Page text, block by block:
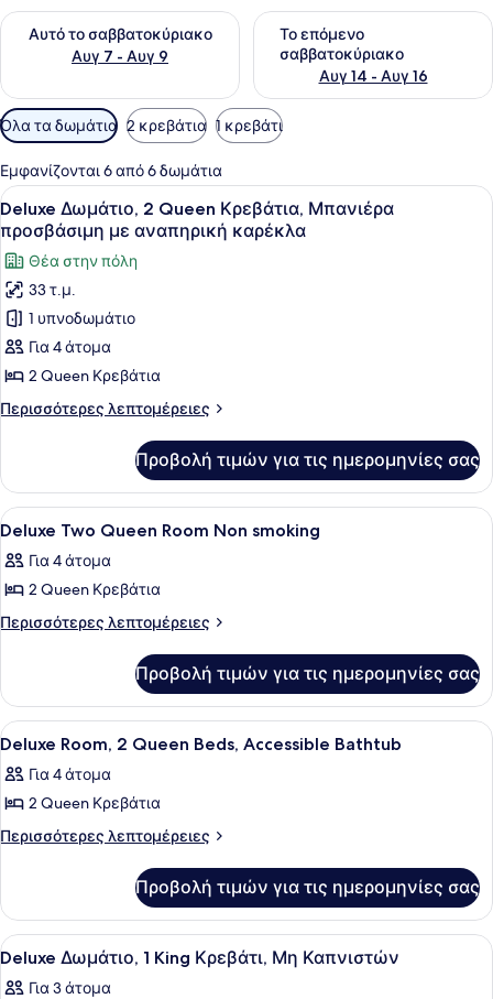
Αυτό το σαββατοκύριακο
Αυγ 7 - Αυγ 9
Έλεγχος διαθεσιμότητας για αυτό το σαββατοκύριακο
Το επόμενο
σαββατοκύριακο
Αυγ 14 - Αυγ 16
Έλεγχος διαθεσιμότητας
Διαθέσιμα
φίλτρα
για
τα
δωμάτια
Όλα τα δωμάτια 2 κρεβάτια 1 κρεβάτι
Εμφανίζονται 6 από 6 δωμάτια
Προβολή
όλων
των
φωτογραφιών
για
Deluxe
Δωμάτιο,
2
Queen
Κρεβάτια,
προσβάσιμη
με
αναπηρική
καρέκλα
Ένα δωμάτιο ξενοδοχείου με δύο
1
Deluxe Δωμάτιο, 2 Queen Κρεβάτια, Μπανιέρα
προσβάσιμη με αναπηρική καρέκλα
Θέα στην πόλη
33 τ.μ.
1 υπνοδωμάτιο
Για 4 άτομα
2 Queen Κρεβάτια
Περισσότερες λεπτομέρειες
Περισσότερες
Δωμάτιο,
Queen
Μπανιέρα
προσβάσιμη
αναπηρική
Προβολή τιμών για τις ημερομηνίες σας
Προβολή
όλων
των
φωτογραφιών
για
Queen
Room
Non
smoking
Χρηματοκιβώτιο στο δωμάτιο,
2
Deluxe Two Queen Room Non smoking
Για 4 άτομα
2 Queen Κρεβάτια
Περισσότερες λεπτομέρειες
Περισσότερες
Two
Queen
Room
smoking
Προβολή τιμών για τις ημερομηνίες σας
Προβολή
όλων
των
φωτογραφιών
για
2
Queen
Beds,
Accessible
Ένα δωμάτιο ξενοδοχείου με δύο
1
Deluxe Room, 2 Queen Beds, Accessible Bathtub
Για 4 άτομα
2 Queen Κρεβάτια
Περισσότερες λεπτομέρειες
Περισσότερες
Room,
Queen
Accessible
Προβολή τιμών για τις ημερομηνίες σας
Προβολή
όλων
Ένα δωμάτιο ξενοδοχείου με
2
Deluxe Δωμάτιο, 1 King Κρεβάτι, Μη Καπνιστών
Για 3 άτομα